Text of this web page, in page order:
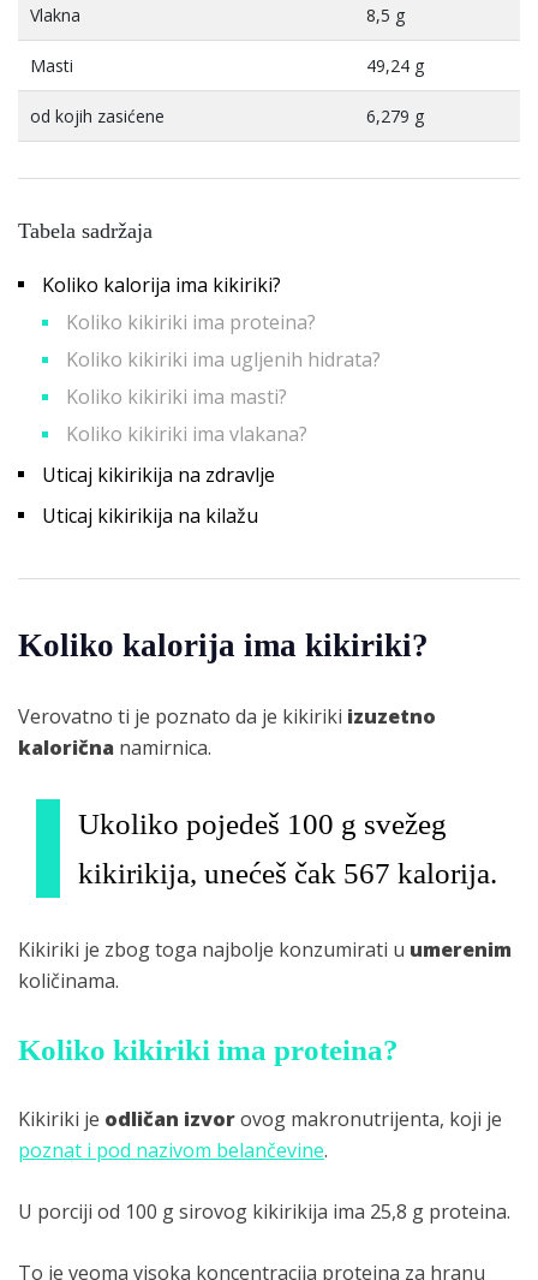
Vlakna 8,5 g
Masti 49,24 g
od kojih zasićene 6,279 g
Tabela sadržaja
Koliko kalorija ima kikiriki?
Koliko kikiriki ima proteina?
Koliko kikiriki ima ugljenih hidrata?
Koliko kikiriki ima masti?
Koliko kikiriki ima vlakana?
Uticaj kikirikija na zdravlje
Uticaj kikirikija na kilažu
Koliko kalorija ima kikiriki?
Verovatno ti je poznato da je kikiriki izuzetno
kalorična namirnica.
Ukoliko pojedeš 100 g svežeg
kikirikija, unećeš čak 567 kalorija.
Kikiriki je zbog toga najbolje konzumirati u umerenim
količinama.
Koliko kikiriki ima proteina?
Kikiriki je odličan izvorovog makronutrijenta, koji je
poznat i pod nazivom belančevine.
U porciji od 100 g sirovog kikirikija ima 25,8 g proteina.
To je veoma visoka koncentracija proteina za hranu